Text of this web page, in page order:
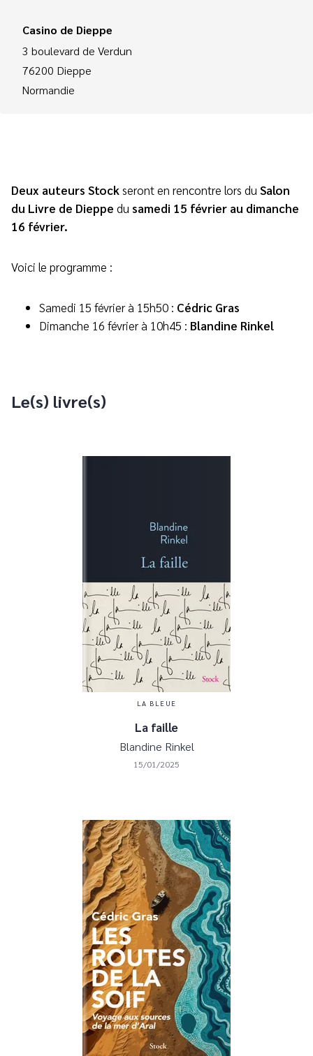
Casino de Dieppe
3 boulevard de Verdun
76200 Dieppe
Normandie
Deux auteurs Stockseront en rencontre lors du Salon
du Livre de Dieppe du samedi 15 février au dimanche
16 février.
Voici le programme :
Samedi 15 février à 15h50 : Cédric Gras
Dimanche 16 février à 10h45 : Blandine Rinkel
Le(s) livre(s)
LA BLEUE
La faille
Blandine Rinkel
15/01/2025